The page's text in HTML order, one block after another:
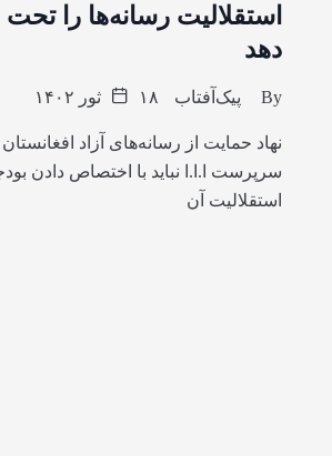
استقلالیت رسانه‌ها را
دهد
By پیک‌آفتاب ۱۸ ثور ۱۴۰۲
نهاد حمایت از رسانه‌های آزاد
سرپرست ا.ا.ا نباید با اختصاص دادن
استقلالیت آن